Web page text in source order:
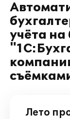
учёта
Лето